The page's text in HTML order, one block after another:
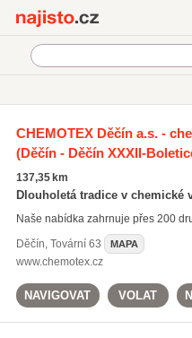
prodej chemikálií(165)
kyseliny(25)
agrochemikálie
(16)
CHEMOTEX Děčín a.s. -
(Děčín - Děčín XXXII-
137,35 km
Dlouholetá tradice v chemické
Naše nabídka zahrnuje přes 200
Děčín, Tovární 63 MAPA
www.chemotex.cz
NAVIGOVAT VOLAT